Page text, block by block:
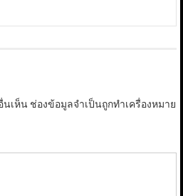
นเห็น ช่องข้อมูลจำเป็นถูกทำเครื่องหมาย